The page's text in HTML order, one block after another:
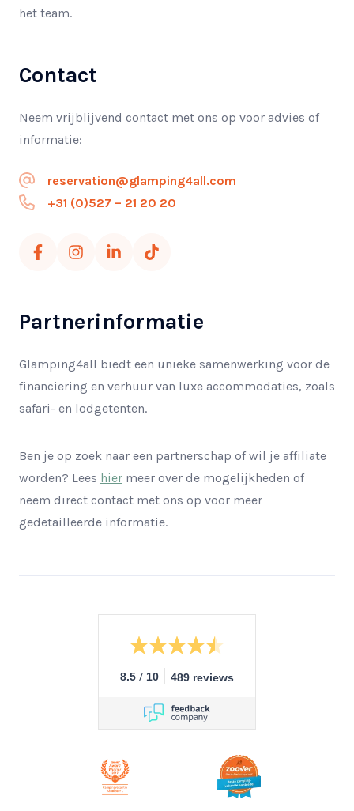
het team.
Contact
Neem vrijblijvend contact met ons op voor advies of
informatie:
reservation@glamping4all.com
+31 (0)527 – 21 20 20
Partnerinformatie
Glamping4all biedt een unieke samenwerking voor de
financiering en verhuur van luxe accommodaties, zoals
safari- en lodgetenten.
Ben je op zoek naar een partnerschap of wil je affiliate
worden? Lees hier meer over de mogelijkheden of
neem direct contact met ons op voor meer
gedetailleerde informatie.
8.5 / 10 489 reviews